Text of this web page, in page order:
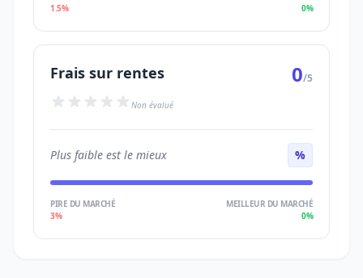
1.5%
0%
Frais sur rentes 0/5
Non évalué
Plus faible est le mieux %
PIRE DU MARCHÉ
3%
MEILLEUR DU MARCHÉ
0%